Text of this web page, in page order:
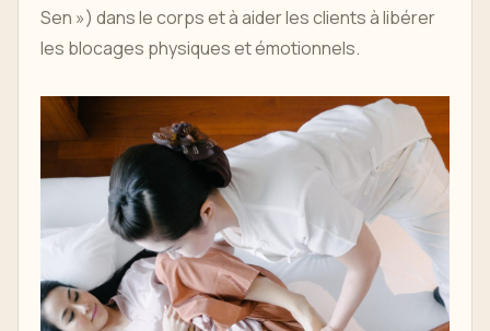
Sen ») dans le corps et à aider les clients à libérer
les blocages physiques et émotionnels.